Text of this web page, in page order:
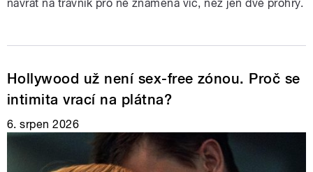
návrat na trávník pro ně znamená víc, než jen dvě prohry.
Hollywood už není sex-free zónou. Proč se
intimita vrací na plátna?
6. srpen 2026